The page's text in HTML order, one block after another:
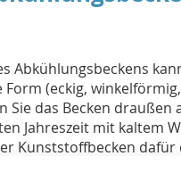
Abkühlungsbeckens
Form (eckig,
Sie das Becken draußen
Jahreszeit mit kaltem
Kunststoffbecken dafür
Material ist